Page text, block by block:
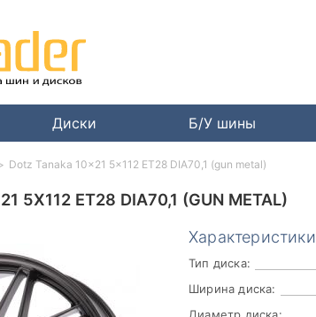
Диски Б/У шины
5X112 ET28 DIA70,1 (GUN METAL)
Характеристики
Тип диска:
Ширина диска:
Dotz Tanaka 10x21 5x112 ET28 DIA70,1 (gun metal)